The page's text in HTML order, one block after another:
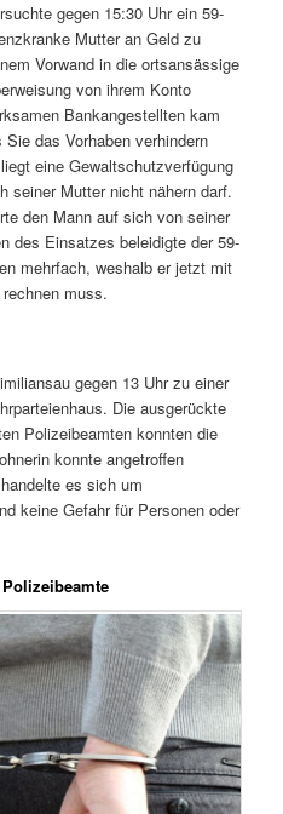
gegen 15:30 Uhr ein 59-
Mutter an Geld zu
Vorwand in die ortsansässige
von ihrem Konto
Bankangestellten kam
das Vorhaben verhindern
eine Gewaltschutzverfügung
seiner Mutter nicht nähern darf.
den Mann auf sich von seiner
des Einsatzes beleidigte der 59-
mehrfach, weshalb er jetzt mit
muss.
gegen 13 Uhr zu einer
Die ausgerückte
Polizeibeamten konnten die
konnte angetroffen
es sich um
keine Gefahr für Personen oder